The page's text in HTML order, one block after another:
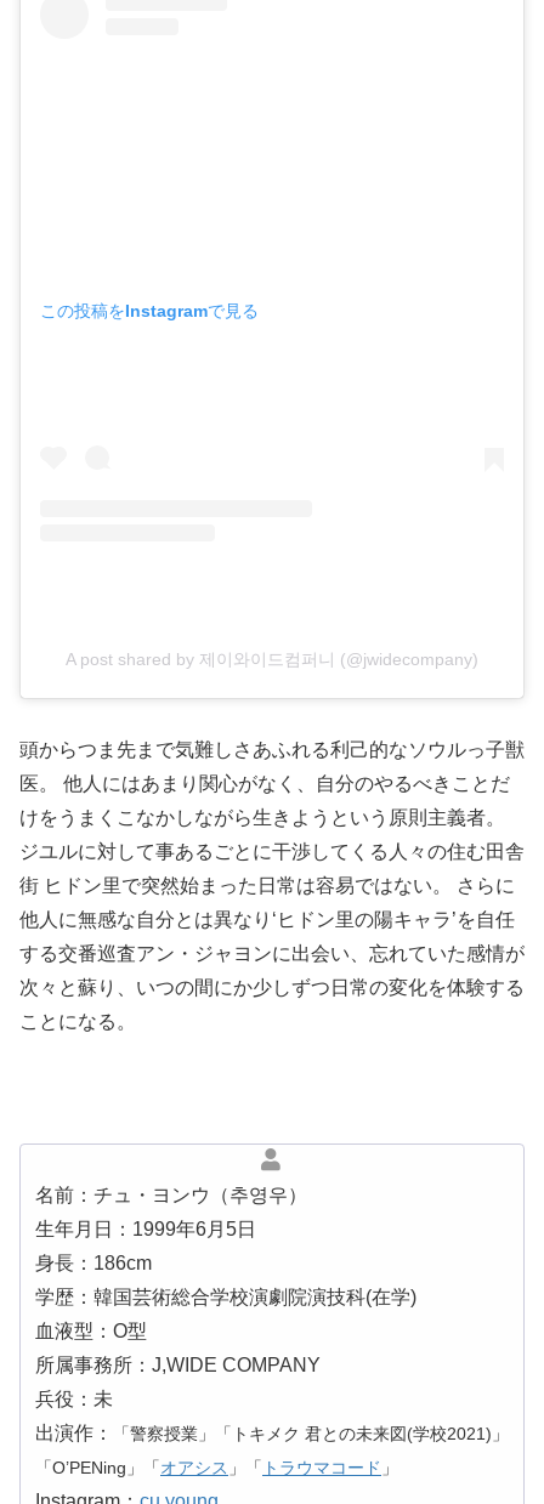
この投稿をInstagramで見る
A post shared by 제이와이드컴퍼니 (@jwidecompany)
頭からつま先まで気難しさあふれる利己的なソウルっ子獣
医。 他人にはあまり関心がなく、自分のやるべきことだ
けをうまくこなかしながら生きようという原則主義者。
ジユルに対して事あるごとに干渉してくる人々の住む田舎
街 ヒドン里で突然始まった日常は容易ではない。 さらに
他人に無感な自分とは異なり‘ヒドン里の陽キャラ’を自任
する交番巡査アン・ジャヨンに出会い、忘れていた感情が
次々と蘇り、いつの間にか少しずつ日常の変化を体験する
ことになる。
名前：チュ・ヨンウ（추영우）
生年月日：1999年6月5日
身長：186cm
学歴：韓国芸術総合学校演劇院演技科(在学)
血液型：O型
所属事務所：J,WIDE COMPANY
兵役：未
出演作：
「警察授業」「トキメク 君との未来図(学校2021)」
「O’PENing」「オアシス 」「 トラウマコード 」